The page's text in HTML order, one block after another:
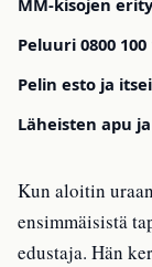
MM-kisojen
Peluuri 0800
Pelin esto ja
Läheisten apu
Kun aloitin
ensimmäisistä
edustaja. Hän